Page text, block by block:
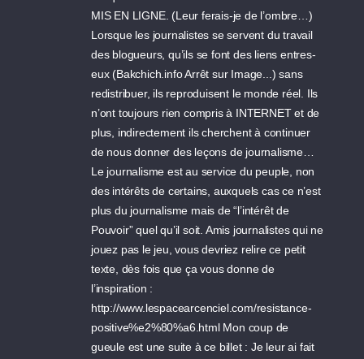
MIS EN LIGNE. (Leur ferais-je de l’ombre…)
Lorsque les journalistes se servent du travail
des blogueurs, qu’ils se font des liens entres-
eux (Bakchich.info Arrêt sur Image...) sans
redistribuer, ils reproduisent le monde réel. Ils
n’ont toujours rien compris à INTERNET et de
plus, indirectement ils cherchent à continuer
de nous donner des leçons de journalisme…
Le journalisme est au service du peuple, non
des intérêts de certains, auxquels cas ce n’est
plus du journalisme mais de “l’intérêt de
Pouvoir” quel qu’il soit. Amis journalistes qui ne
jouez pas le jeu, vous devriez relire ce petit
texte, dès fois que ça vous donne de
l’inspiration :
http://www.lespacearcenciel.com/resistance-
positive%e2%80%a6.html Mon coup de
gueule est une suite à ce billet : Je leur ai fait